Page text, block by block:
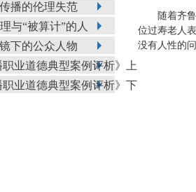
播的伦理失范
与“被算计”的人
下的公众人物
职业道德典型案例评析》上
职业道德典型案例评析》下
随着齐
位过寿老人
没有人性的